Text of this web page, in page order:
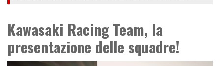
Kawasaki Racing Team, la
presentazione delle squadre!